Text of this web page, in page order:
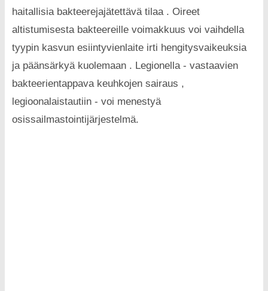
haitallisia bakteerejajätettävä tilaa . Oireet
altistumisesta bakteereille voimakkuus voi vaihdella
tyypin kasvun esiintyvienlaite irti hengitysvaikeuksia
ja päänsärkyä kuolemaan . Legionella - vastaavien
bakteerientappava keuhkojen sairaus ,
legioonalaistautiin - voi menestyä
osissailmastointijärjestelmä.